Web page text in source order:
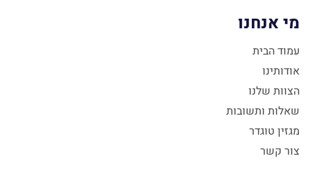
מי אנחנו
עמוד הבית
אודותינו
הצוות שלנו
שאלות ותשובות
מגזין טוגדר
צור קשר